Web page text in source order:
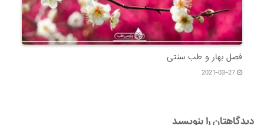
فصل بهار و طب سنتی
2021-03-27
دیدگاهتان را بنویسید